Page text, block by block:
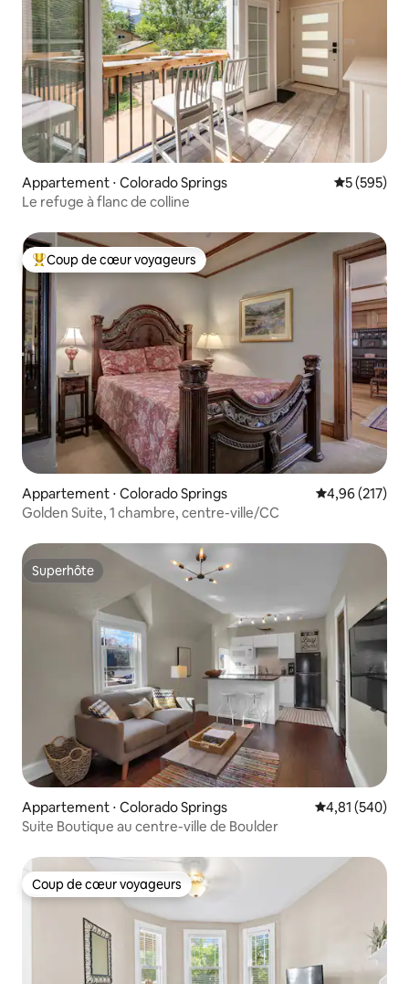
Appartement ⋅ Colorado Springs Évaluation
5 (595)
Le refuge à flanc de colline
Coups de cœur voyageurs les plus appréciés
Coup de cœur voyageurs
Appartement ⋅ Colorado Springs Évaluation
4,96 (217)
Golden Suite, 1 chambre, centre-ville/CC
Superhôte
Superhôte
Appartement ⋅ Colorado Springs Évaluation
4,81 (540)
Suite Boutique au centre-ville de Boulder
Coup de cœur voyageurs
Coup de cœur voyageurs